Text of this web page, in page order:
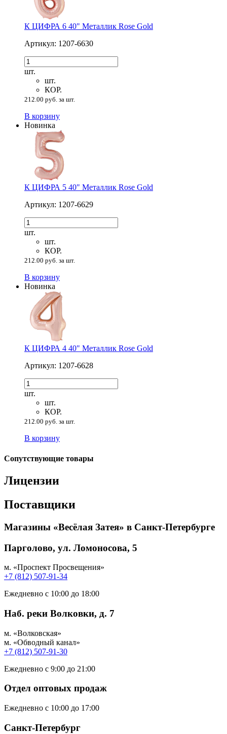
К ЦИФРА 6 40" Металлик Rose Gold
Артикул: 1207-6630
шт.
шт.
КОР.
212.00 руб. за шт.
В корзину
Новинка
К ЦИФРА 5 40" Металлик Rose Gold
Артикул: 1207-6629
шт.
шт.
КОР.
212.00 руб. за шт.
В корзину
Новинка
К ЦИФРА 4 40" Металлик Rose Gold
Артикул: 1207-6628
шт.
шт.
КОР.
212.00 руб. за шт.
В корзину
Сопутствующие товары
Лицензии
Поставщики
Магазины «Весёлая Затея» в Санкт-Петербурге
Парголово, ул. Ломоносова, 5
м. «Проспект Просвещения»
+7 (812) 507-91-34
Ежедневно с 10:00 до 18:00
Наб. реки Волковки, д. 7
м. «Волковская»
м. «Обводный канал»
+7 (812) 507-91-30
Ежедневно с 9:00 до 21:00
Отдел оптовых продаж
Ежедневно с 10:00 до 17:00
Санкт-Петербург